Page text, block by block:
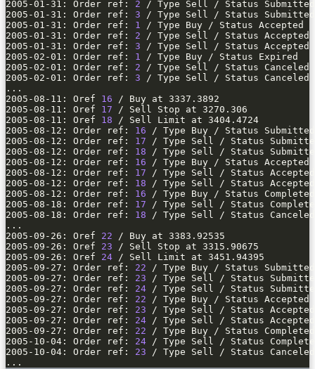
2005-01-31: Order ref: 2
2005-01-31: Order ref: 3
2005-01-31: Order ref: 1
2005-01-31: Order ref: 2
2005-01-31: Order ref: 3
2005-02-01: Order ref: 1
2005-02-01: Order ref: 2
2005-02-01: Order ref: 3
2005-08-11: Oref 16
2005-08-11: Oref 17
2005-08-11: Oref 18
2005-08-12: Order ref: 16
2005-08-12: Order ref: 17
2005-08-12: Order ref: 18
2005-08-12: Order ref: 16
2005-08-12: Order ref: 17
2005-08-12: Order ref: 18
2005-08-12: Order ref: 16
2005-08-18: Order ref: 17
2005-08-18: Order ref: 18
2005-09-26: Oref 22
2005-09-26: Oref 23
2005-09-26: Oref 24
2005-09-27: Order ref: 22
2005-09-27: Order ref: 23
2005-09-27: Order ref: 24
2005-09-27: Order ref: 22
2005-09-27: Order ref: 23
2005-09-27: Order ref: 24
2005-09-27: Order ref: 22
2005-10-04: Order ref: 24
2005-10-04: Order ref: 23
...